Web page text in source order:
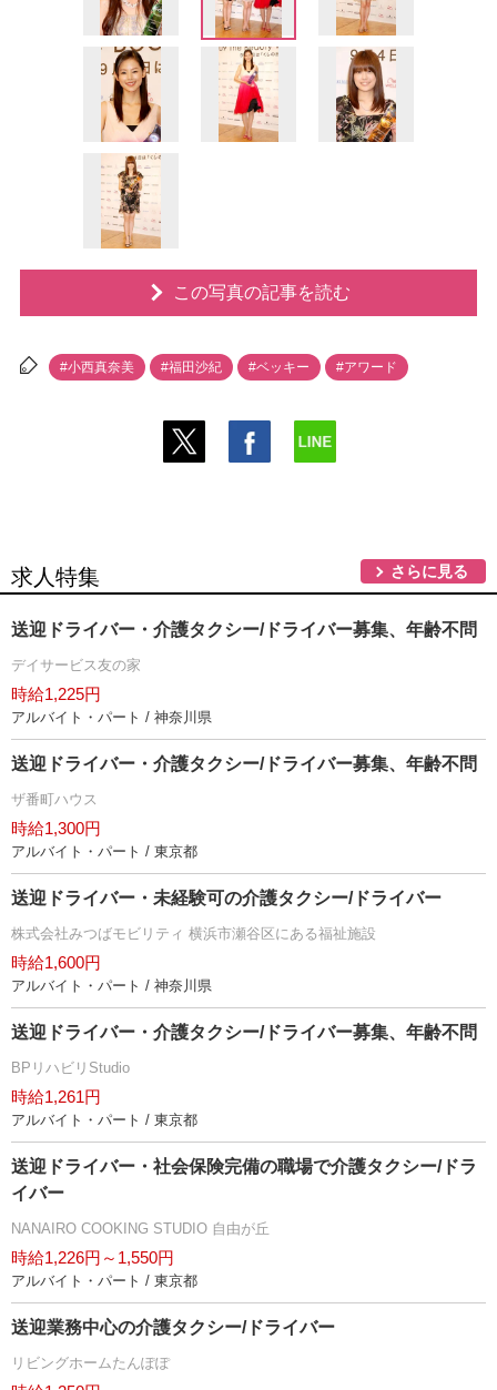
この写真の記事を読む
#小西真奈美 #福田沙紀 #ベッキー #アワード
求人特集 さらに見る
送迎ドライバー・介護タクシー/ドライバー募集、年齢不問
デイサービス友の家
時給1,225円
アルバイト・パート / 神奈川県
送迎ドライバー・介護タクシー/ドライバー募集、年齢不問
ザ番町ハウス
時給1,300円
アルバイト・パート / 東京都
送迎ドライバー・未経験可の介護タクシー/ドライバー
株式会社みつばモビリティ 横浜市瀬谷区にある福祉施設
時給1,600円
アルバイト・パート / 神奈川県
送迎ドライバー・介護タクシー/ドライバー募集、年齢不問
BPリハビリStudio
時給1,261円
アルバイト・パート / 東京都
送迎ドライバー・社会保険完備の職場で介護タクシー/ドラ
イバー
NANAIRO COOKING STUDIO 自由が丘
時給1,226円～1,550円
アルバイト・パート / 東京都
送迎業務中心の介護タクシー/ドライバー
リビングホームたんぽぽ